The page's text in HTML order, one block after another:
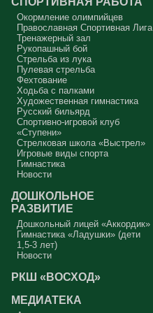
Окормление олимпийцев
Православная Спортивная Лига
Тренажерный зал
Рукопашный бой
Стрельба из лука
Пулевая стрельба
Фехтование
Ходьба с палками
Художественная гимнастика
Русский бильярд
Спортивно-игровой клуб
«Ступени»
Стрелковая школа «Выстрел»
Игровые виды спорта
Гимнастика
Новости
ДОШКОЛЬНОЕ
РАЗВИТИЕ
Дошкольный лицей «Аккордик»
Гимнастика «Ладушки» (дети
1,5-3 лет)
Новости
РКШ «ВОСХОД»
МЕДИАТЕКА